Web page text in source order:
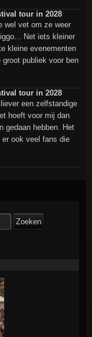
tour in 2028
wel vet om ze weer
Net iets kleiner
kleine evenementen
publiek voor ben
tour in 2028
een zelfstandige
hoeft voor mij dan
gedaan hebben. Het
ook veel fans die